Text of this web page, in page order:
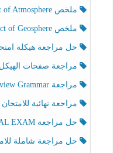
ملخص Effect of Atmosphere حسب الهيكل الوزاري العلوم المتكاملة الصف الخامس انسبير الفصل الثالث
ملخص Effect of Geosphere حسب الهيكل الوزاري العلوم المتكاملة الصف الخامس انسبير الفصل الثالث
حل مراجعة هيكلة امتحان
مراجعة صفحات الهيكل العلوم
مراجعة Review Grammar حسب الهيكل اللغة الإنجليزية الصف الخامس الفصل الثالث
مراجعة نهائية للامتحان
حل مراجعة FINAL EXAMاللغة الإنجليزية الصف الخامس الفصل الثالث
حل مراجعة شاملة للامتحان